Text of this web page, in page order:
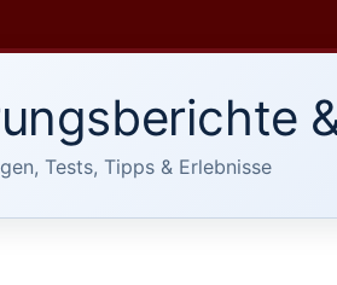
Tests, Tipps & Erlebnisse